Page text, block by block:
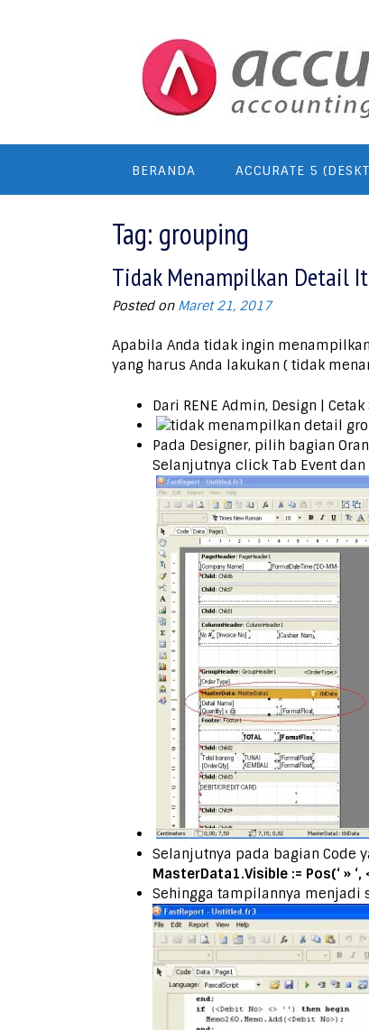
BERANDA ACCURATE 5
Tag: grouping
Tidak Menampilkan Detail
Posted on Maret 21, 2017
Apabila Anda tidak ingin
yang harus Anda lakukan ( tidak
Dari RENE Admin, Design |
Pada Designer, pilih bagian
Selanjutnya click Tab Event
Selanjutnya pada bagian Code
MasterData1.Visible := Pos(‘ » ‘,
Sehingga tampilannya menjadi